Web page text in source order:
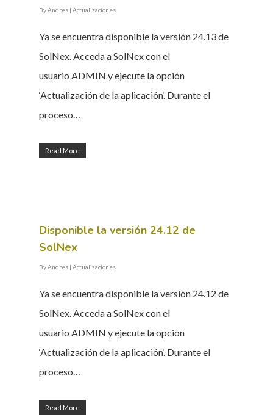
ByAndres | Actualizaciones
Ya se encuentra disponible la versión 24.13 de
SolNex. Acceda a SolNex con el
usuario ADMIN y ejecute la opción
‘Actualización de la aplicación‘. Durante el
proceso…
Read More
Disponible la versión 24.12 de
SolNex
ByAndres | Actualizaciones
Ya se encuentra disponible la versión 24.12 de
SolNex. Acceda a SolNex con el
usuario ADMIN y ejecute la opción
‘Actualización de la aplicación‘. Durante el
proceso…
Read More
SERVICIOS
BLOG
CONTACTO